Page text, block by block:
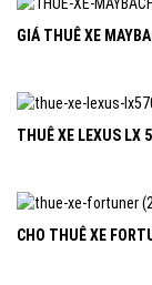
GIÁ THUÊ XE
THUÊ XE LEXUS LX
CHO THUÊ XE